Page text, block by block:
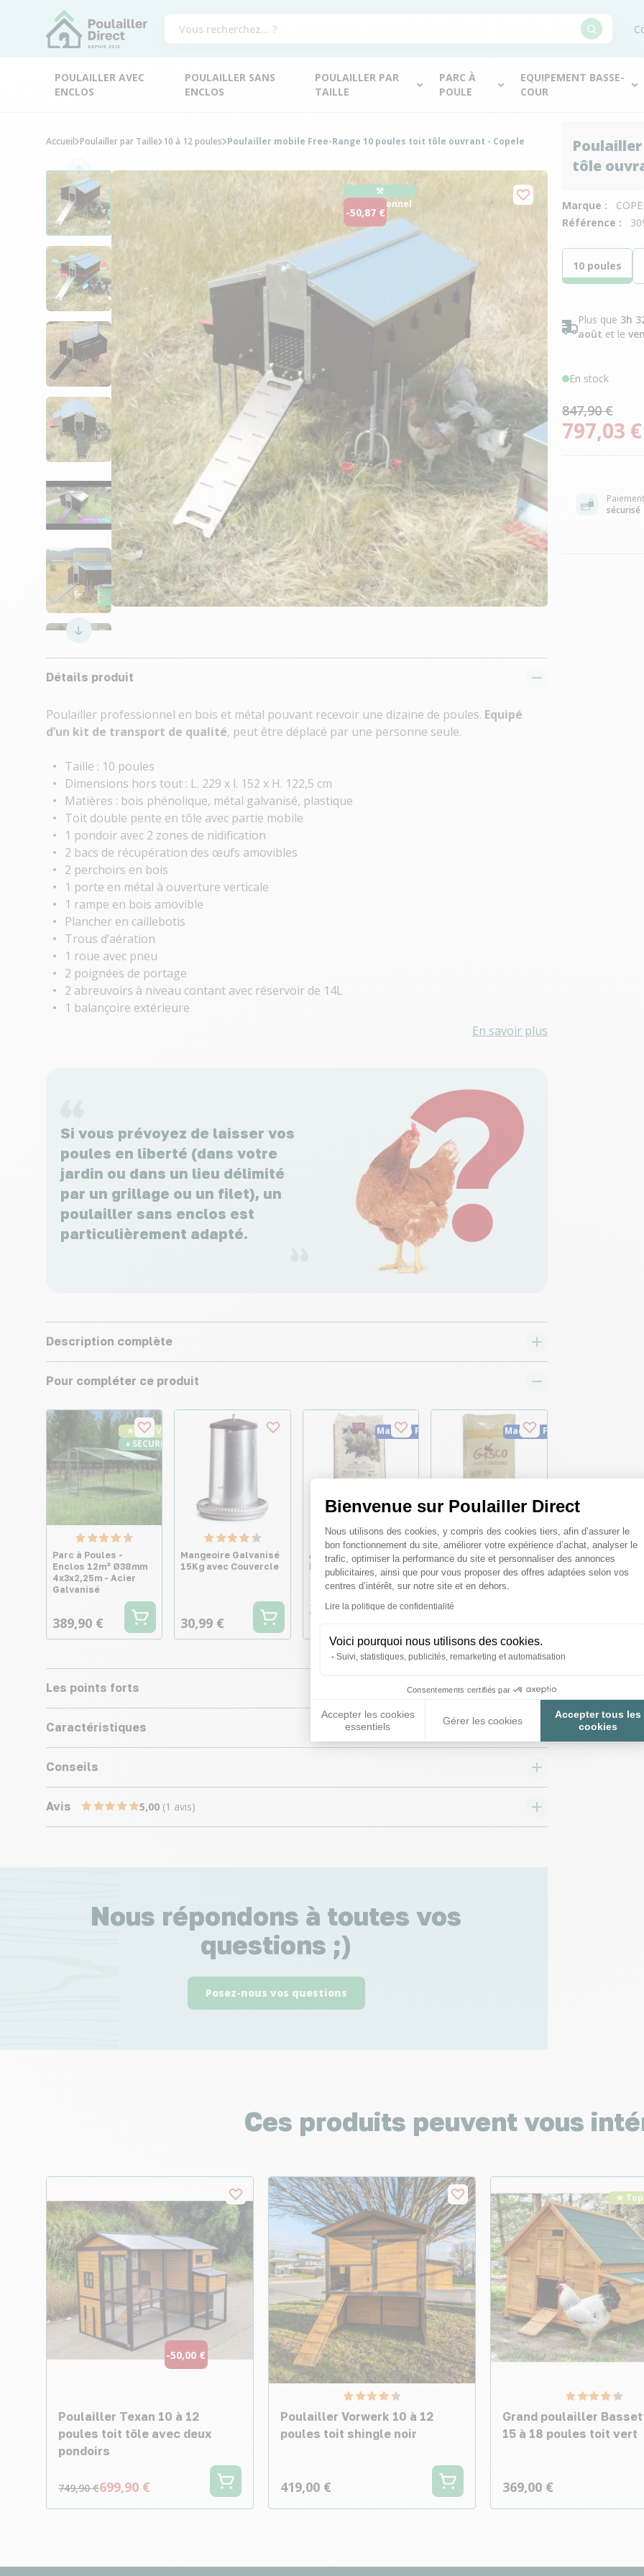
Bienvenue sur Poulailler Direct
Plateforme de Gestion du
Nous utilisons des cookies, y compris des cookies tiers, afin d’assurer le
bon fonctionnement du site, améliorer votre expérience d’achat, analyser le
trafic, optimiser la performance du site et personnaliser des annonces
publicitaires, ainsi que pour vous proposer des offres adaptées selon vos
centres d’intérêt, sur notre site et en dehors.
Lire la politique de confidentialité
Voici pourquoi nous utilisons des cookies.
Suivi, statistiques, publicités, remarketing et automatisation
Consentements certifiés par
Accepter les cookies
essentiels
Gérer les cookies
Accepter tous les
cookies
Axeptio consent
POULAILLER AVEC
ENCLOS
POULAILLER SANS
ENCLOS
POULAILLER PAR
TAILLE
PARC À
POULE
EQUIPEMENT BASSE-
COUR
tôle
Marque :
Référence :
10 poules
Plus que 3h
août et le
En stock
847,90 €
797,03 €
Paiement
sécurisé
Détails produit
Poulailler professionnel en bois et métal pouvant recevoir une dizaine de poules. Equipé
d’un kit de transport de qualité, peut être déplacé par une personne seule.
Taille : 10 poules
Dimensions hors tout : L. 229 x l. 152 x H. 122,5 cm
Matières : bois phénolique, métal galvanisé, plastique
Toit double pente en tôle avec partie mobile
1 pondoir avec 2 zones de nidification
2 bacs de récupération des œufs amovibles
2 perchoirs en bois
1 porte en métal à ouverture verticale
1 rampe en bois amovible
Plancher en caillebotis
Trous d’aération
1 roue avec pneu
2 poignées de portage
2 abreuvoirs à niveau contant avec réservoir de 14L
1 balançoire extérieure
En savoir plus
Si vous prévoyez de laisser vos
poules en liberté (dans votre
jardin ou dans un lieu délimité
par un grillage ou un filet), un
poulailler sans enclos est
particulièrement adapté.
Description complète
Pour compléter ce produit
★ Top Vente
♦ SECURITE26
Parc à Poules -
Enclos 12m² Ø38mm
4x3x2,25m - Acier
Galvanisé
389,90 €
Mangeoire Galvanisé
15Kg avec Couvercle
30,99 €
Made in France
Aliment Poule
Pondeuse Gasco 20kg
21,99 €
1,10 €/kg
Made in France
Paille litière pour
poules 8kg Gasco
11,30 €
Les points forts
Caractéristiques
Conseils
Avis 5,00 (1 avis)
Nous répondons à toutes vos
questions ;)
Posez-nous vos questions
Accueil Poulailler par Taille 10 à 12 poules Poulailler mobile Free-Range 10 poules toit tôle ouvrant - Copele
⚒︎
Professionnel
-50,87 €
Ces produits peuvent vous
-50,00 €
Poulailler Texan 10 à 12
poules toit tôle avec deux
pondoirs
749,90 €699,90 €
Poulailler Vorwerk 10 à 12
poules toit shingle noir
419,00 €
★ Top
Grand poulailler
15 à 18 poules toit vert
369,00 €